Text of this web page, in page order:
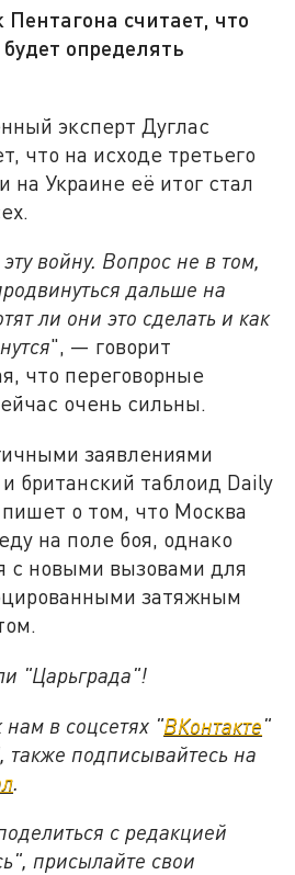
считает, что
определять
эксперт Дуглас
что на исходе третьего
на Украине её итог стал
войну. Вопрос не в том,
дальше на
ли они это сделать и как
", — говорит
что переговорные
очень сильны.
заявлениями
британский таблоид Daily
о том, что Москва
на поле боя, однако
с новыми вызовами для
затяжным
"Царьграда"!
в соцсетях "ВКонтакте"
также подписывайтесь на
с редакцией
присылайте свои